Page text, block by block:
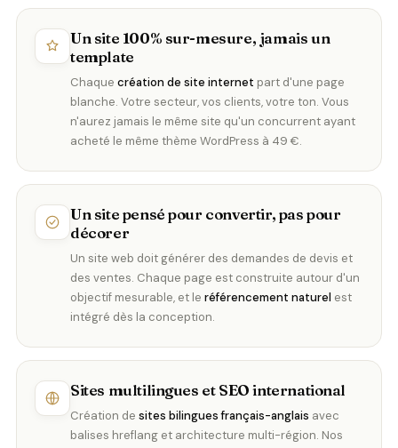
Un site 100% sur-mesure, jamais un
template
Chaque création de site internet part d'une page
blanche. Votre secteur, vos clients, votre ton. Vous
n'aurez jamais le même site qu'un concurrent ayant
acheté le même thème WordPress à 49 €.
Un site pensé pour convertir, pas pour
décorer
Un site web doit générer des demandes de devis et
des ventes. Chaque page est construite autour d'un
objectif mesurable, et le référencement naturel est
intégré dès la conception.
Sites multilingues et SEO international
Création de sites bilingues français-anglais avec
balises hreflang et architecture multi-région. Nos